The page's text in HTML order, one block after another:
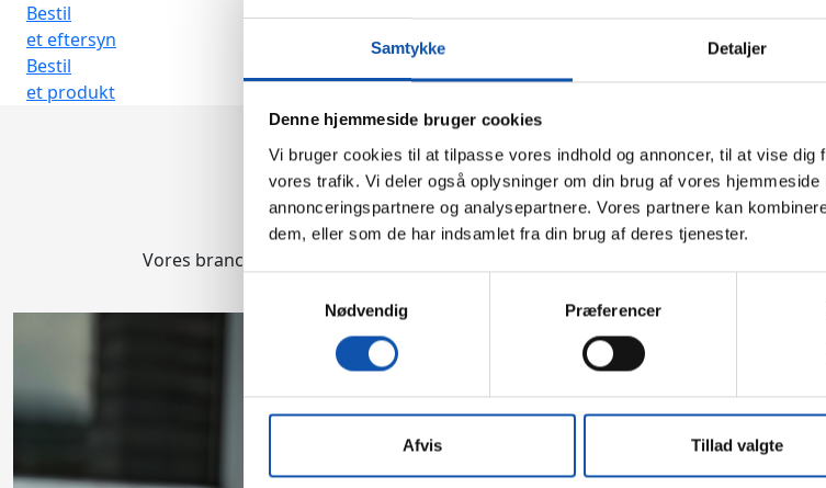
Samtykke Detaljer
Denne hjemmeside bruger cookies
Vi bruger cookies til at tilpasse vores indhold og annoncer, til at vise
vores trafik. Vi deler også oplysninger om din brug af vores
annonceringspartnere og analysepartnere. Vores partnere kan
dem, eller som de har indsamlet fra din brug af deres tjenester.
Nødvendig
Præferencer
Afvis Tillad valgte
Bestil
et eftersyn
Bestil
et produkt
Seneste nyt
Vores branche er spændende og fuld af udviklingspotentiale. Det fortæller vi